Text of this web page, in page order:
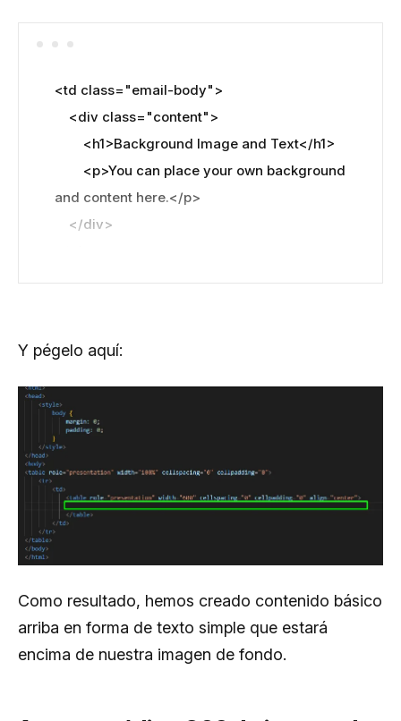
<td class="email-body">
and content here.</p>
Y pégelo aquí:
Como resultado, hemos creado contenido básico
arriba en forma de texto simple que estará
encima de nuestra imagen de fondo.